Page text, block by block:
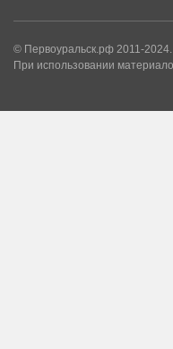
© Первоуральск.рф 2011-
При использовании